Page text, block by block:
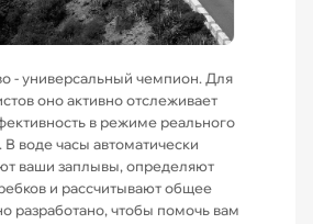
- универсальный чемпион. Для
оно активно отслеживает
в режиме реального
воде часы автоматически
ваши заплывы, определяют
и рассчитывают общее
разработано, чтобы помочь вам